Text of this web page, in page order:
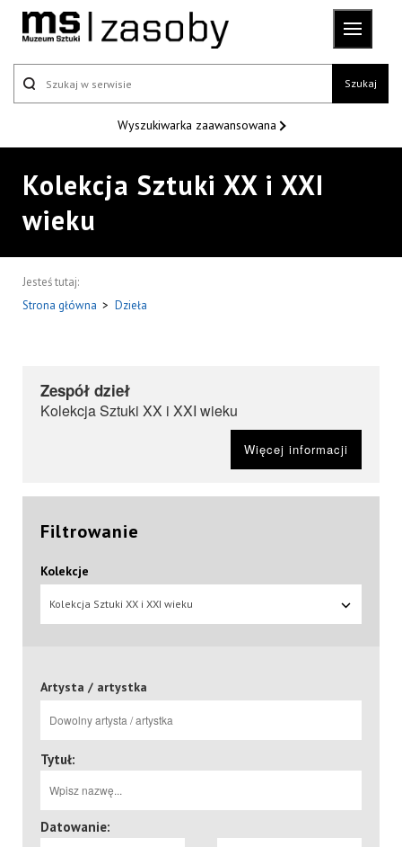
Szukaj
Wyszukiwarka zaawansowana
Kolekcja Sztuki XX i XXI
wieku
Jesteś tutaj:
Strona główna > Dzieła
Zespół dzieł
Kolekcja Sztuki XX i XXI wieku
Więcej informacji
Filtrowanie
Kolekcje
Kolekcja Sztuki XX i XXI wieku
Artysta / artystka
Tytuł:
Datowanie: